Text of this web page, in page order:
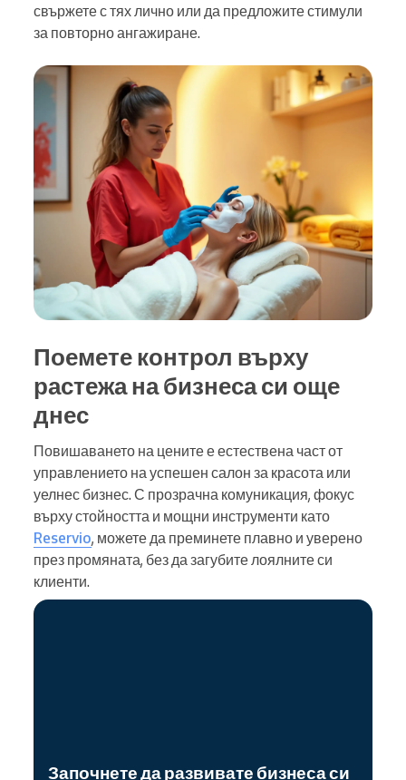
свържете с тях лично или да предложите стимули
за повторно ангажиране.
Поемете контрол върху
растежа на бизнеса си още
днес
Повишаването на цените е естествена част от
управлението на успешен салон за красота или
уелнес бизнес. С прозрачна комуникация, фокус
върху стойността и мощни инструменти като
Reservio, можете да преминете плавно и уверено
през промяната, без да загубите лоялните си
клиенти.
Започнете да развивате бизнеса си